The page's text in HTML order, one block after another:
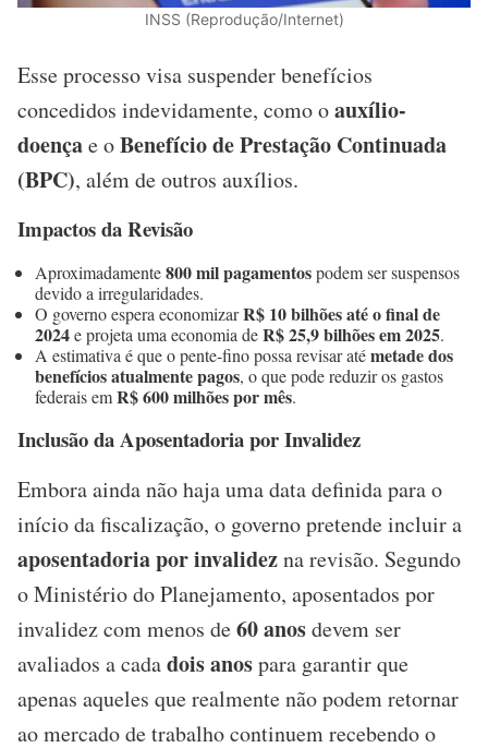
INSS (Reprodução/Internet)
Esse processo visa suspender benefícios
concedidos indevidamente, como oauxílio-
doençae oBenefício de Prestação Continuada
(BPC), além de outros auxílios.
Impactos da Revisão
Aproximadamente800 mil pagamentospodem ser suspensos
devido a irregularidades.
O governo espera economizarR$ 10 bilhões até o final de
2024e projeta uma economia deR$ 25,9 bilhões em 2025.
A estimativa é que o pente-fino possa revisar atémetade dos
benefícios atualmente pagos, o que pode reduzir os gastos
federais emR$ 600 milhões por mês.
Inclusão da Aposentadoria por Invalidez
Embora ainda não haja uma data definida para o
início da fiscalização, o governo pretende incluir a
aposentadoria por invalidezna revisão. Segundo
o Ministério do Planejamento, aposentados por
invalidez com menos de60 anosdevem ser
avaliados a cadadois anospara garantir que
apenas aqueles que realmente não podem retornar
ao mercado de trabalho continuem recebendo o